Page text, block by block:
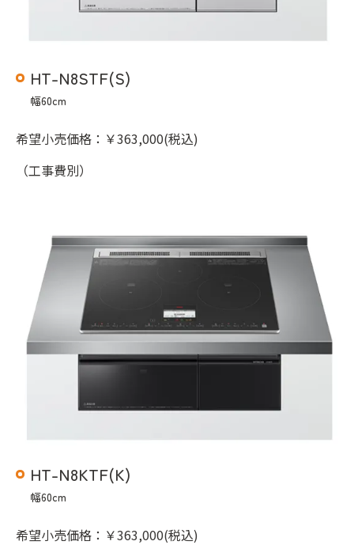
HT-N8STF(S)
幅60cm
希望小売価格：￥363,000(税込)
（工事費別）
HT-N8KTF(K)
幅60cm
希望小売価格：￥363,000(税込)